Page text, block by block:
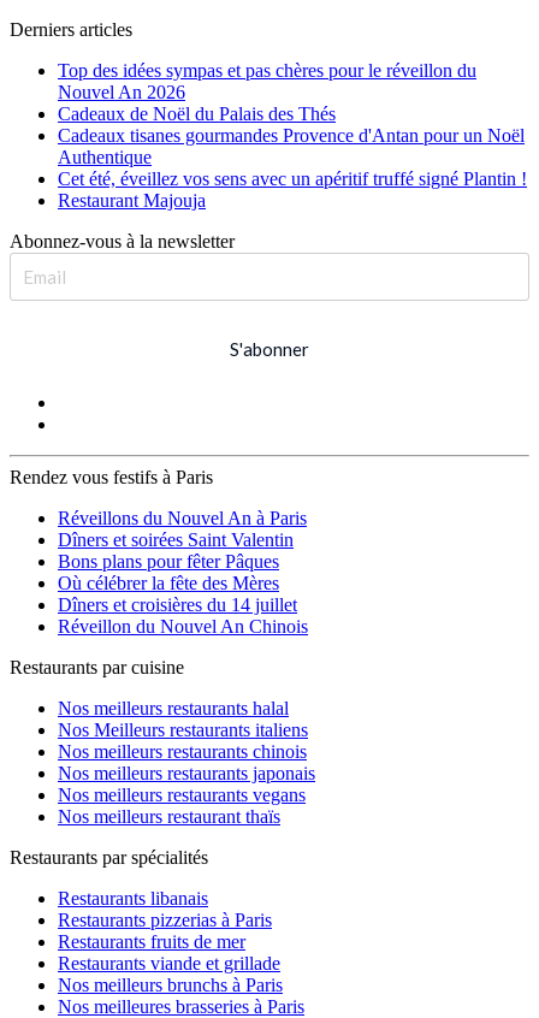
Derniers articles
Top des idées sympas et pas chères pour le réveillon du
Nouvel An 2026
Cadeaux de Noël du Palais des Thés
Cadeaux tisanes gourmandes Provence d'Antan pour un Noël
Authentique
Cet été, éveillez vos sens avec un apéritif truffé signé Plantin !
Restaurant Majouja
Abonnez-vous à la newsletter
S'abonner
Rendez vous festifs à Paris
Réveillons du Nouvel An à Paris
Dîners et soirées Saint Valentin
Bons plans pour fêter Pâques
Où célébrer la fête des Mères
Dîners et croisières du 14 juillet
Réveillon du Nouvel An Chinois
Restaurants par cuisine
Nos meilleurs restaurants halal
Nos Meilleurs restaurants italiens
Nos meilleurs restaurants chinois
Nos meilleurs restaurants japonais
Nos meilleurs restaurants vegans
Nos meilleurs restaurant thaïs
Restaurants par spécialités
Restaurants libanais
Restaurants pizzerias à Paris
Restaurants fruits de mer
Restaurants viande et grillade
Nos meilleurs brunchs à Paris
Nos meilleures brasseries à Paris